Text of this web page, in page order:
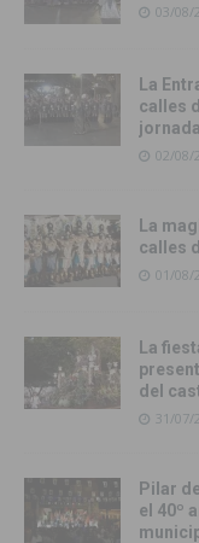
03/08/
La
calles
02/08/
La
calles
01/08/
La
del
31/07/
Pilar
el 40º